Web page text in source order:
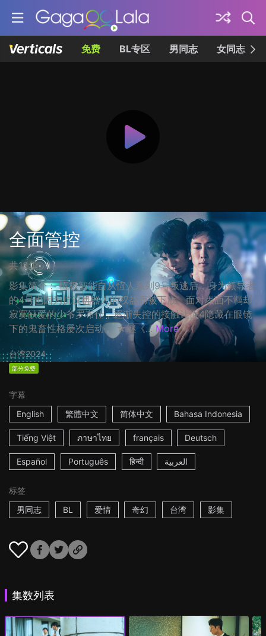
免费 BL专区 男同志 女同志
全面管控
共12集
影集简介： 恆极智能自从恆人系列9号叛逃后，身为领导者
的4号也因为抗议机器人的权益而被下放。面对表面不羁却
寂寞缺爱的少爷罗布仕，逐渐失控的接触让恆4隐藏在眼镜
下的鬼畜性格屡次启动。 ☆继《... More
台湾2024
部分免费
字幕
English
繁體中文 简体中文 Bahasa Indonesia
Tiếng Việt ภาษาไทย français Deutsch
Español Português हिन्दी العربية
标签
男同志
BL 爱情 奇幻 台湾 影集
集数列表